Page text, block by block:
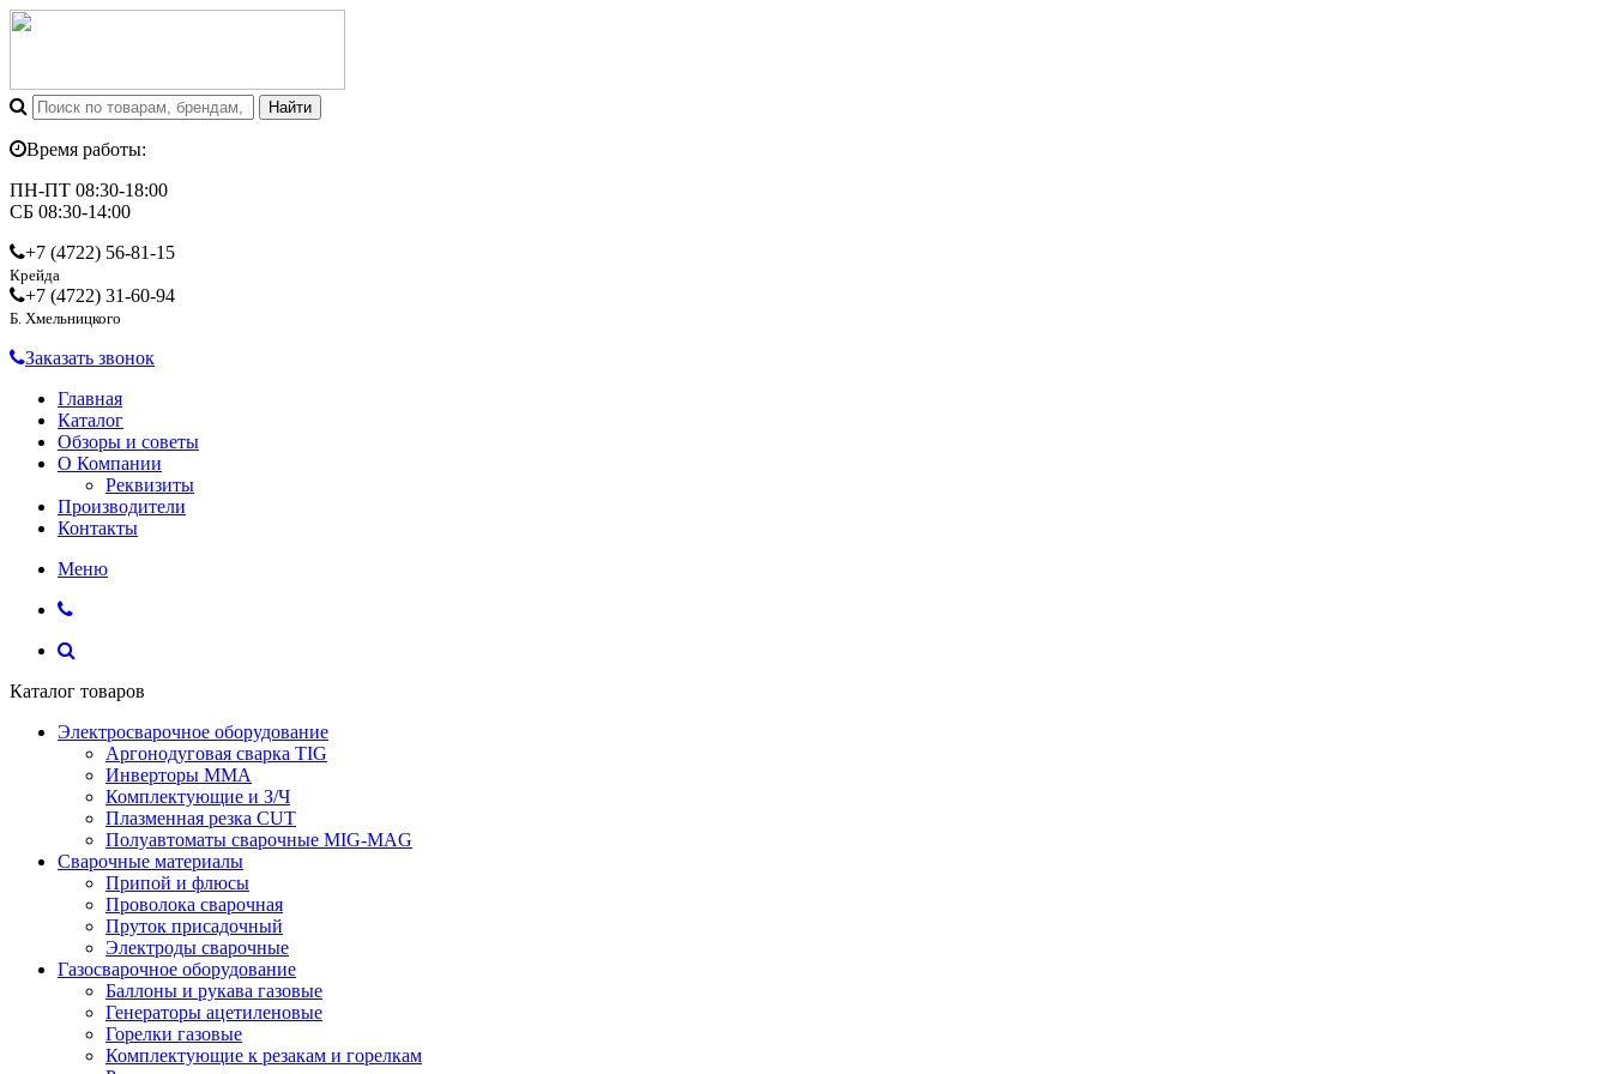
Время работы:
ПН-ПТ 08:30-18:00
СБ 08:30-14:00
+7 (4722) 56-81-15
Крейда
+7 (4722) 31-60-94
Б. Хмельницкого
Заказать звонок
Главная
Каталог
Обзоры и советы
О Компании
Реквизиты
Производители
Контакты
Меню
Каталог товаров
Электросварочное оборудование
Аргонодуговая сварка TIG
Инверторы ММА
Комплектующие и З/Ч
Плазменная резка CUT
Полуавтоматы сварочные MIG-MAG
Сварочные материалы
Припой и флюсы
Проволока сварочная
Пруток присадочный
Электроды сварочные
Газосварочное оборудование
Баллоны и рукава газовые
Генераторы ацетиленовые
Горелки газовые
Комплектующие к резакам и горелкам